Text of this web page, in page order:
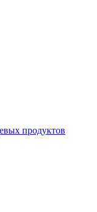
продуктов